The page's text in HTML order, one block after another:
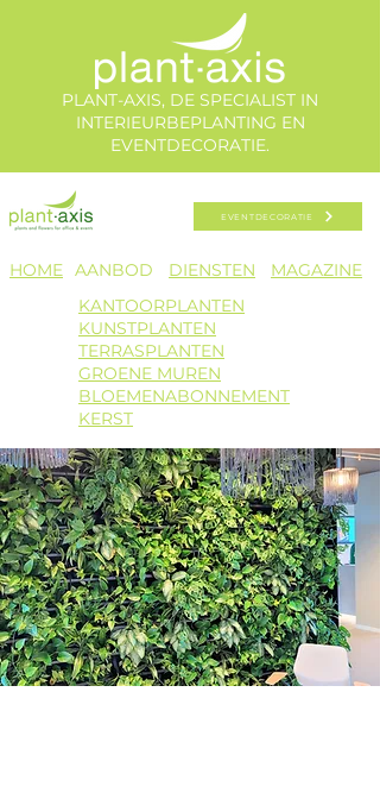
PLANT-AXIS, DE SPECIALIST IN
INTERIEURBEPLANTING EN
EVENTDECORATIE.
HOME​ AANBOD​
EVENTDECORATIE
DIENSTEN
MAGAZINE
KANTOORPLANTEN
KUNSTPLANTEN
TERRASPLANTEN
GROENE MUREN
BLOEMENABONNEMENT
KERST